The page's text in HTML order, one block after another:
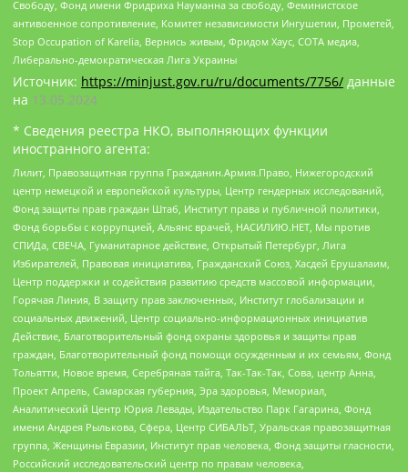
Свободу, Фонд имени Фридриха Науманна за свободу, Феминистское
антивоенное сопротивление, Комитет независимости Ингушетии, Прометей,
Stop Occupation of Karelia, Вернись живым, Фридом Хаус, СОТА медиа,
Либерально-демократическая Лига Украины
Источник: https://minjust.gov.ru/ru/documents/7756/ данные
на 13.05.2024
* Сведения реестра НКО, выполняющих функции
иностранного агента:
Лилит, Правозащитная группа Гражданин.Армия.Право, Нижегородский
центр немецкой и европейской культуры, Центр гендерных исследований,
Фонд защиты прав граждан Штаб, Институт права и публичной политики,
Фонд борьбы с коррупцией, Альянс врачей, НАСИЛИЮ.НЕТ, Мы против
СПИДа, СВЕЧА, Гуманитарное действие, Открытый Петербург, Лига
Избирателей, Правовая инициатива, Гражданский Союз, Хасдей Ерушалаим,
Центр поддержки и содействия развитию средств массовой информации,
Горячая Линия, В защиту прав заключенных, Институт глобализации и
социальных движений, Центр социально-информационных инициатив
Действие, Благотворительный фонд охраны здоровья и защиты прав
граждан, Благотворительный фонд помощи осужденным и их семьям, Фонд
Тольятти, Новое время, Серебряная тайга, Так-Так-Так, Сова, центр Анна,
Проект Апрель, Самарская губерния, Эра здоровья, Мемориал,
Аналитический Центр Юрия Левады, Издательство Парк Гагарина, Фонд
имени Андрея Рылькова, Сфера, Центр СИБАЛЬТ, Уральская правозащитная
группа, Женщины Евразии, Институт прав человека, Фонд защиты гласности,
Российский исследовательский центр по правам человека,